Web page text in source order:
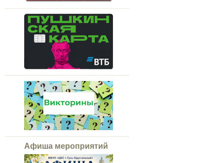
Афиша мероприятий